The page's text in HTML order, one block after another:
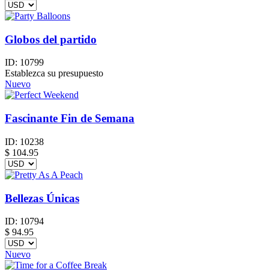
Globos del partido
ID: 10799
Establezca su presupuesto
Nuevo
Fascinante Fin de Semana
ID: 10238
$ 104.95
Bellezas Únicas
ID: 10794
$ 94.95
Nuevo